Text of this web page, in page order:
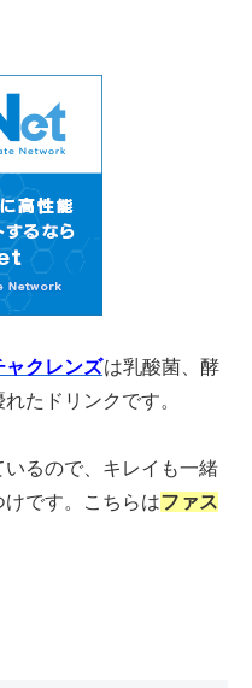
ャクレンズは乳酸菌、酵
たドリンクです。
るので、キレイも一緒
です。こちらはファス